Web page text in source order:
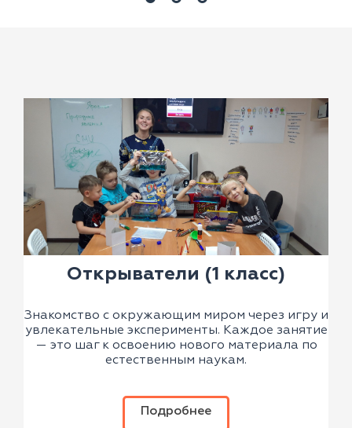
Открыватели (1 класс)
Знакомство с окружающим миром через игру и
увлекательные эксперименты. Каждое занятие
— это шаг к освоению нового материала по
естественным наукам.
Подробнее